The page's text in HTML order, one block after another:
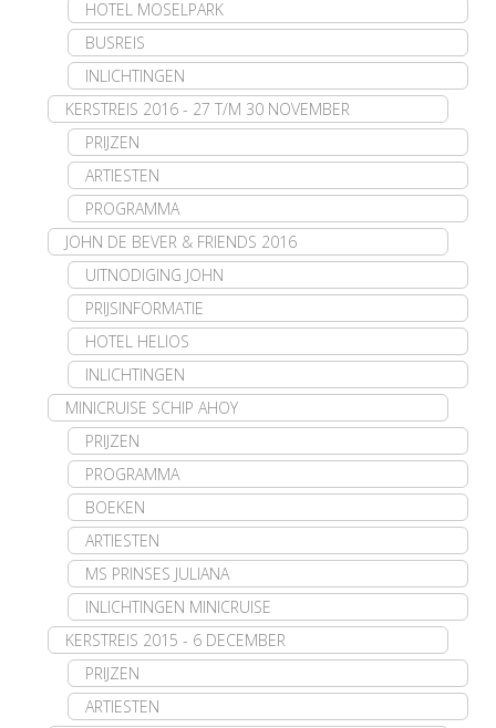
HOTEL MOSELPARK
BUSREIS
INLICHTINGEN
KERSTREIS 2016 - 27 T/M 30 NOVEMBER
PRIJZEN
ARTIESTEN
PROGRAMMA
JOHN DE BEVER & FRIENDS 2016
UITNODIGING JOHN
PRIJSINFORMATIE
HOTEL HELIOS
INLICHTINGEN
MINICRUISE SCHIP AHOY
PRIJZEN
PROGRAMMA
BOEKEN
ARTIESTEN
MS PRINSES JULIANA
INLICHTINGEN MINICRUISE
KERSTREIS 2015 - 6 DECEMBER
PRIJZEN
ARTIESTEN